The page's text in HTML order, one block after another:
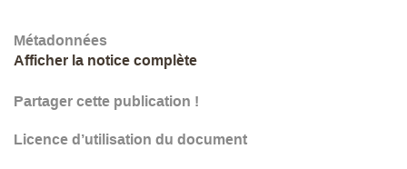
Métadonnées
Afficher la notice complète
Partager cette publication !
Licence d’utilisation du document